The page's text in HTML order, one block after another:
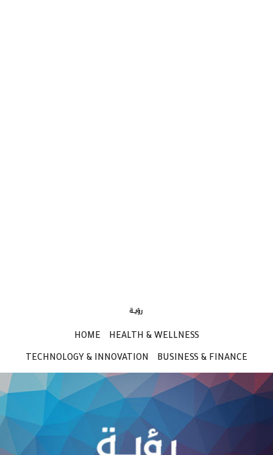
HOME HEALTH & WELLNESS
TECHNOLOGY & INNOVATION BUSINESS & FINANCE